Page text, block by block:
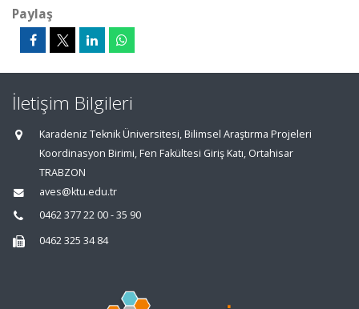
Paylaş
İletişim Bilgileri
Karadeniz Teknik Üniversitesi, Bilimsel Araştırma Projeleri
Koordinasyon Birimi, Fen Fakültesi Giriş Katı, Ortahisar
TRABZON
aves@ktu.edu.tr
0462 377 22 00 - 35 90
0462 325 34 84